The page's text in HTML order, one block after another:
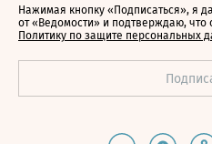
Нажимая кнопку «Подписаться», я
от «Ведомости» и подтверждаю,
Политику по защите персональных